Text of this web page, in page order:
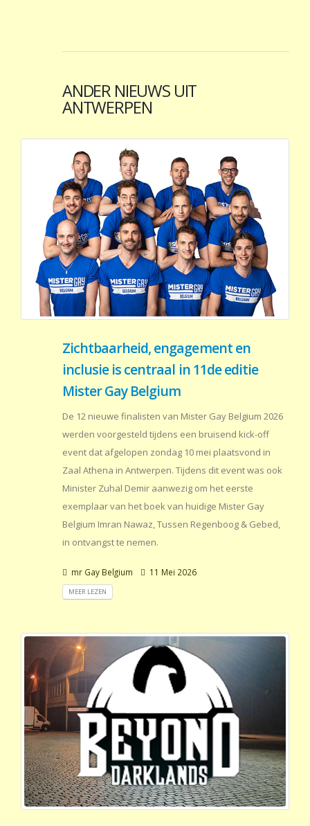
ANDER NIEUWS UIT
ANTWERPEN
Zichtbaarheid, engagement en
inclusie is centraal in 11de editie
Mister Gay Belgium
De 12 nieuwe finalisten van Mister Gay Belgium 2026
werden voorgesteld tijdens een bruisend kick-off
event dat afgelopen zondag 10 mei plaatsvond in
Zaal Athena in Antwerpen. Tijdens dit event was ook
Minister Zuhal Demir aanwezig om het eerste
exemplaar van het boek van huidige Mister Gay
Belgium Imran Nawaz, Tussen Regenboog & Gebed,
in ontvangst te nemen.
mr Gay Belgium 11 Mei 2026
MEER LEZEN